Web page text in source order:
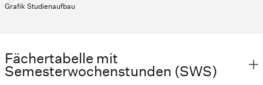
Grafik Studienaufbau
Fächertabelle mit
Semesterwochenstunden (SWS)